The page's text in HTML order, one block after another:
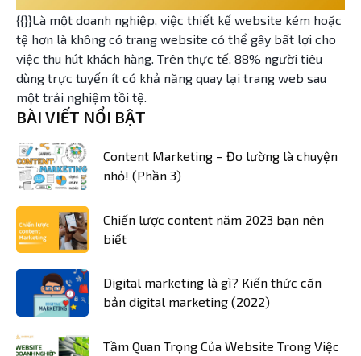
{{}}Là một doanh nghiệp, việc thiết kế website kém hoặc
tệ hơn là không có trang website có thể gây bất lợi cho
việc thu hút khách hàng. Trên thực tế, 88% người tiêu
dùng trực tuyến ít có khả năng quay lại trang web sau
một trải nghiệm tồi tệ.
BÀI VIẾT NỔI BẬT
Content Marketing – Đo lường là chuyện
nhỏ! (Phần 3)
Chiến lược content năm 2023 bạn nên
biết
Digital marketing là gì? Kiến thức căn
bản digital marketing (2022)
Tầm Quan Trọng Của Website Trong Việc